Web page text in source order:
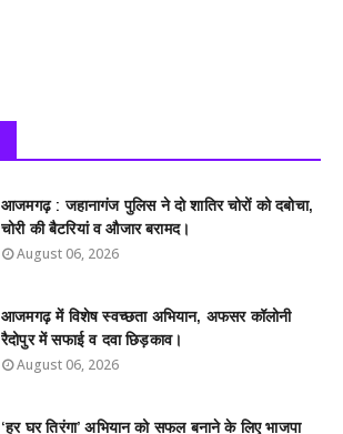
आजमगढ़ : जहानागंज पुलिस ने दो शातिर चोरों को दबोचा,
चोरी की बैटरियां व औजार बरामद।
August 06, 2026
आजमगढ़ में विशेष स्वच्छता अभियान, अफसर कॉलोनी
रैदोपुर में सफाई व दवा छिड़काव।
August 06, 2026
‘हर घर तिरंगा’ अभियान को सफल बनाने के लिए भाजपा